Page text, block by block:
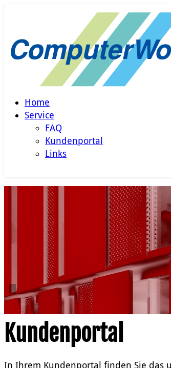
Home
Service
FAQ
Kundenportal
Links
Kundenportal
In Ihrem Kundenportal finden Sie das